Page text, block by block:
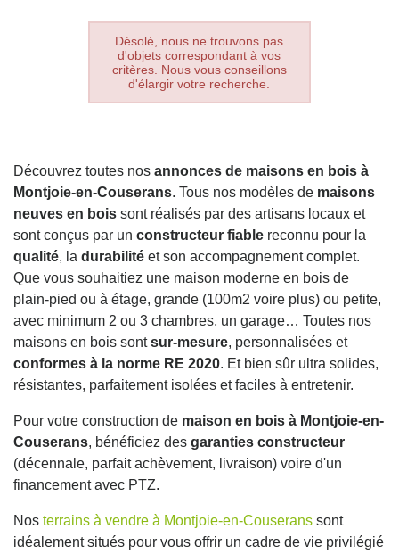
Désolé, nous ne trouvons pas
d'objets correspondant à vos
critères. Nous vous conseillons
d'élargir votre recherche.
Découvrez toutes nos annonces de maisons en bois à
Montjoie-en-Couserans. Tous nos modèles de maisons
neuves en bois sont réalisés par des artisans locaux et
sont conçus par un constructeur fiable reconnu pour la
qualité, la durabilité et son accompagnement complet.
Que vous souhaitiez une maison moderne en bois de
plain-pied ou à étage, grande (100m2 voire plus) ou petite,
avec minimum 2 ou 3 chambres, un garage… Toutes nos
maisons en bois sontsur-mesure, personnalisées et
conformes à la norme RE 2020. Et bien sûr ultra solides,
résistantes, parfaitement isolées et faciles à entretenir.
Pour votre construction de maison en bois à Montjoie-en-
Couserans, bénéficiez des garanties constructeur
(décennale, parfait achèvement, livraison) voire d'un
financement avec PTZ.
Nos terrains à vendre à Montjoie-en-Couserans sont
idéalement situés pour vous offrir un cadre de vie privilégié